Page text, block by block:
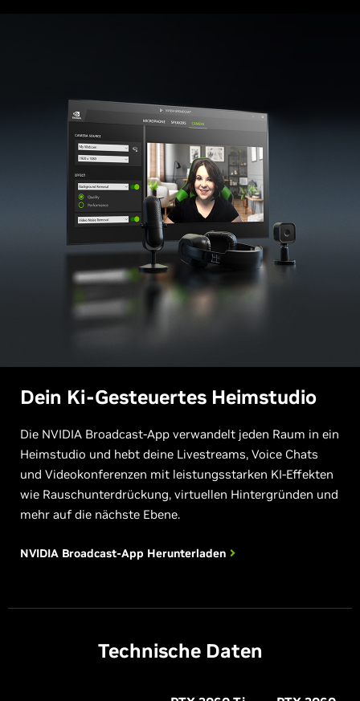
Dein Ki-Gesteuertes Heimstudio
Die NVIDIA Broadcast-App verwandelt jeden Raum in ein
Heimstudio und hebt deine Livestreams, Voice Chats
und Videokonferenzen mit leistungsstarken KI-Effekten
wie Rauschunterdrückung, virtuellen Hintergründen und
mehr auf die nächste Ebene.
NVIDIA Broadcast-App Herunterladen
Technische Daten